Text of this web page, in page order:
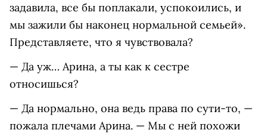
задавила, все бы поплакали, успокоились, и
мы зажили бы наконец нормальной семьей».
Представляете, что я чувствовала?
— Да уж… Арина, а ты как к сестре
относишься?
— Да нормально, она ведь права по сути-то, —
пожала плечами Арина. — Мы с ней похожи